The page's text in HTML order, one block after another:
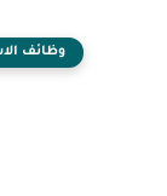
وظائف